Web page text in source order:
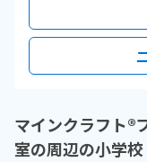
マインクラフト
室の周辺の小学校